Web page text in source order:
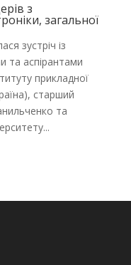
з
загальної
зустріч із
та аспірантами
прикладної
старший
та